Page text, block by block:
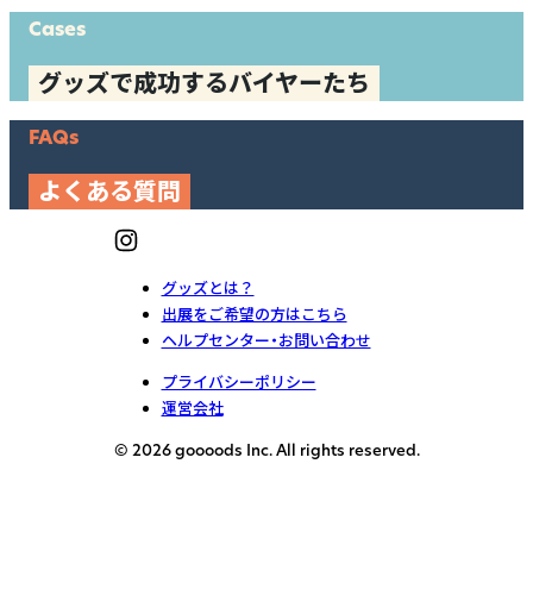
Cases
グッズで成功するバイヤーたち
FAQs
よくある質問
グッズとは？
出展をご希望の方はこちら
ヘルプセンター・お問い合わせ
プライバシーポリシー
運営会社
© 2026 goooods Inc. All rights reserved.